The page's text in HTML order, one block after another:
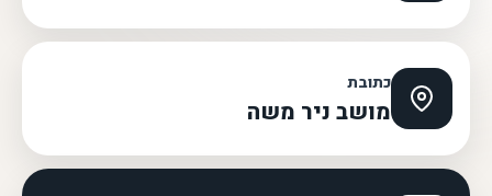
כתובת
מושב ניר משה